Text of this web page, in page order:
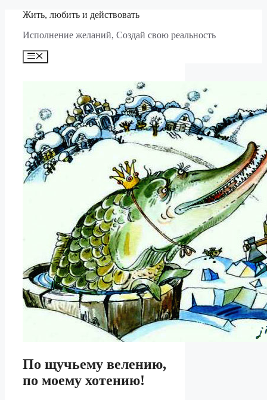
Перейти
содержимому
Жить, любить и действовать
Исполнение желаний, Создай свою реальность
Меню
По щучьему велению,
по моему хотению!